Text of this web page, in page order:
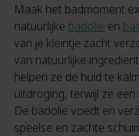
Maak het badmoment
natuurlijke badolie en
van je kleintje zacht
van natuurlijke
helpen ze de huid te
uitdroging, terwijl ze
De badolie voedt en
speelse en zachte